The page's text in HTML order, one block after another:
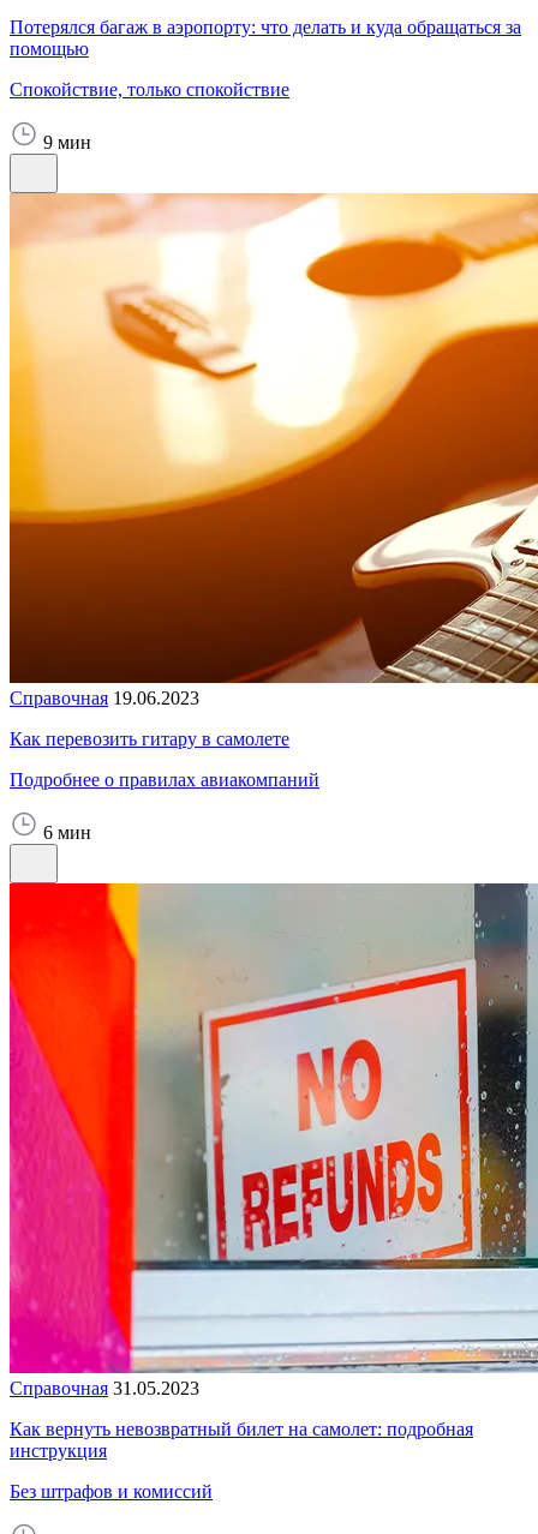
Потерялся багаж в аэропорту: что делать и куда обращаться за
помощью
Спокойствие, только спокойствие
9 мин
Справочная 19.06.2023
Как перевозить гитару в самолете
Подробнее о правилах авиакомпаний
6 мин
Справочная 31.05.2023
Как вернуть невозвратный билет на самолет: подробная
инструкция
Без штрафов и комиссий